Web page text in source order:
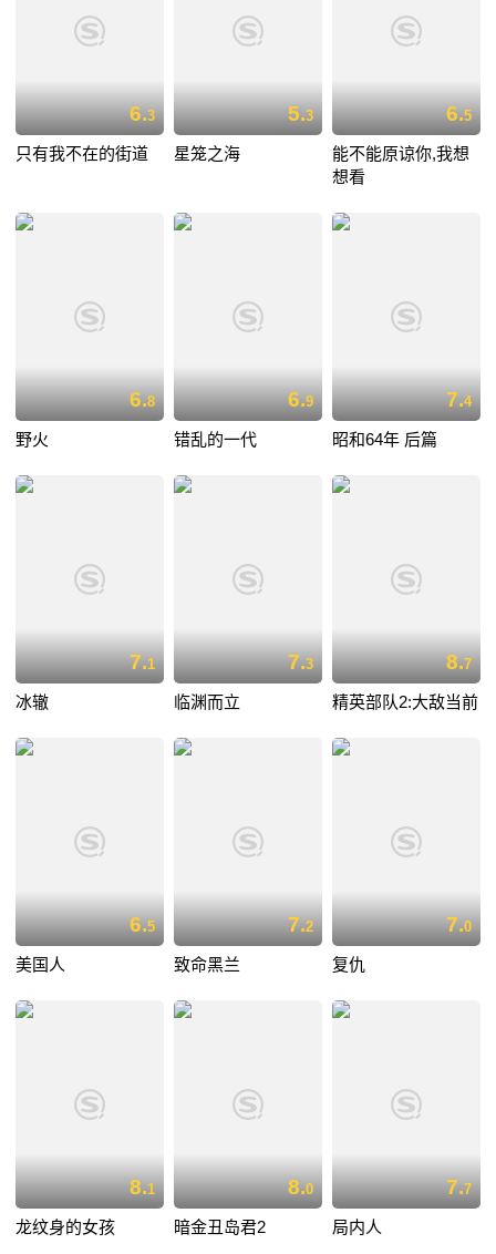
6.3
只有我不在的街道
5.3
星笼之海
6.5
能不能原谅你,我想
想看
6.8
野火
6.9
错乱的一代
7.4
昭和64年 后篇
7.1
冰辙
7.3
临渊而立
8.7
精英部队2:大敌当前
6.5
美国人
7.2
致命黑兰
7.0
复仇
8.1
龙纹身的女孩
8.0
暗金丑岛君2
7.7
局内人